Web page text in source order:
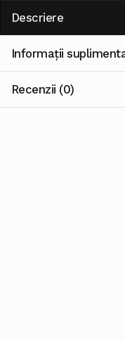
Descriere
Informații
Recenzii (0)